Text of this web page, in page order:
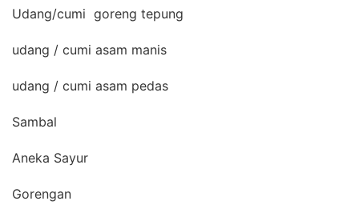
Udang/cumi goreng tepung
udang / cumi asam manis
udang / cumi asam pedas
Sambal
Aneka Sayur
Gorengan